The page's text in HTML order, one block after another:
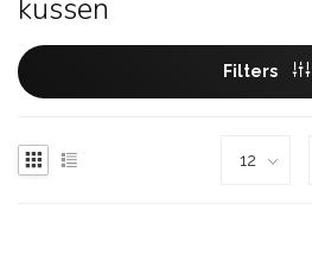
kussen
Filters